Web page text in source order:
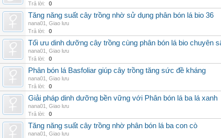
Trả lời:
0
Tăng năng suất cây trồng nhờ sử dụng phân bón lá bio 36
nana01
Giao lưu
Trả lời:
0
Tối ưu dinh dưỡng cây trồng cùng phân bón lá bio chuyên
nana01
Giao lưu
Trả lời:
0
Phân bón lá Basfoliar giúp cây trồng tăng sức đề kháng
nana01
Giao lưu
Trả lời:
0
Giải pháp dinh dưỡng bền vững với Phân bón lá ba lá xanh
nana01
Giao lưu
Trả lời:
0
Tăng năng suất cây trồng nhờ phân bón lá ba con cò
nana01
Giao lưu